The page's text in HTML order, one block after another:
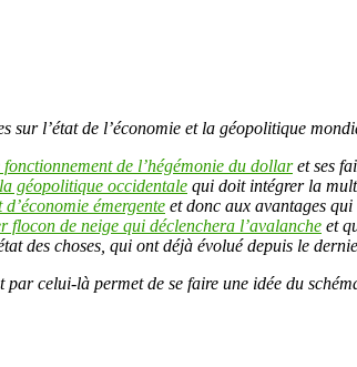
sur l’état de l’économie et la géopolitique
fonctionnement de l’hégémonie du dollaret ses
géopolitique occidentale qui doit intégrer la
émergente et donc aux avantages
de neige qui déclenchera l’avalanche et
des choses, qui ont déjà évolué depuis le
par celui-là permet de se faire une idée du